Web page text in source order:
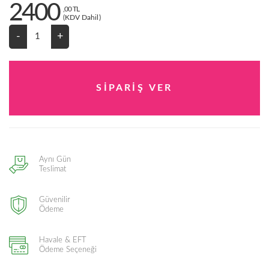
2400
,00 TL
(KDV Dahil)
+
-
Aynı Gün
Teslimat
Güvenilir
Ödeme
Havale & EFT
Ödeme Seçeneği